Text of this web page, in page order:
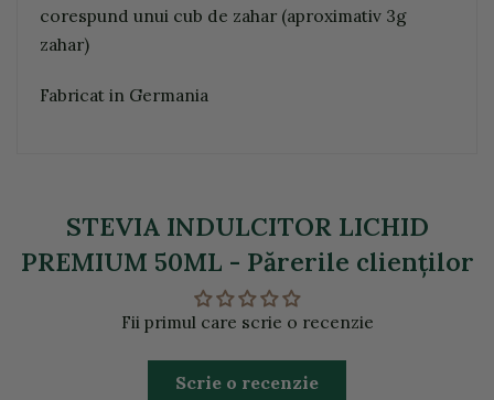
corespund unui cub de zahar (aproximativ 3g
zahar)
Fabricat in Germania
STEVIA INDULCITOR LICHID
PREMIUM 50ML - Părerile clienţilor
Fii primul care scrie o recenzie
Scrie o recenzie